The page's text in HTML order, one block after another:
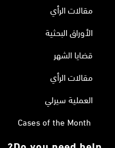
مقالات الرأي
الأوراق البحثية
قضايا الشهر
مقالات الرأي
العملية سيرلي
Cases of the Month